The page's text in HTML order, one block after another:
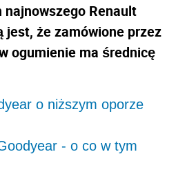
Renault
jest, że zamówione przez
ogumienie ma średnicę
o niższym oporze
- o co w tym